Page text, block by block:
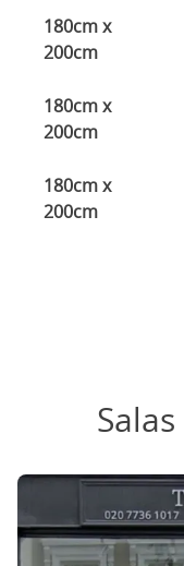
180cm x
200cm
180cm x
200cm
180cm x
200cm